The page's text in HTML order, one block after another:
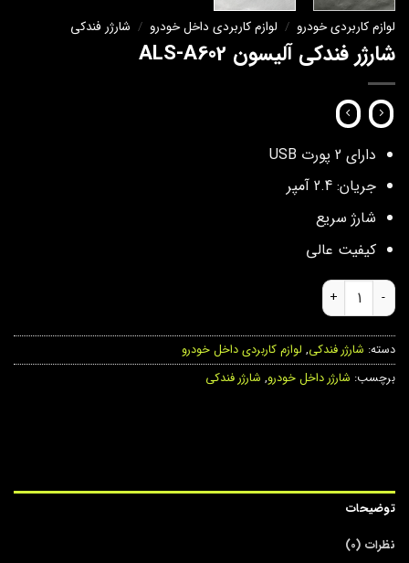
لوازم کاربردی خودرو / لوازم کاربردی داخل خودرو / شارژر فندکی
شارژر فندکی آلیسون ALS-A602
دارای 2 پورت USB
جریان: 2.4 آمپر
شارژ سریع
کیفیت عالی
شارژر فندکی آلیسون ALS-A602 عدد
دسته: شارژر فندکی, لوازم کاربردی داخل خودرو
برچسب: شارژر داخل خودرو, شارژر فندکی
توضیحات
نظرات (0)